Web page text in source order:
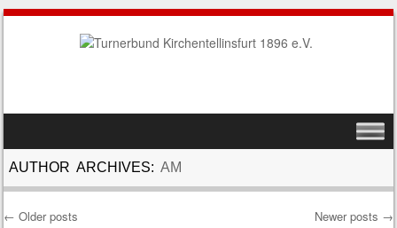
MENU
AUTHOR ARCHIVES:AM
← Older posts Newer posts →